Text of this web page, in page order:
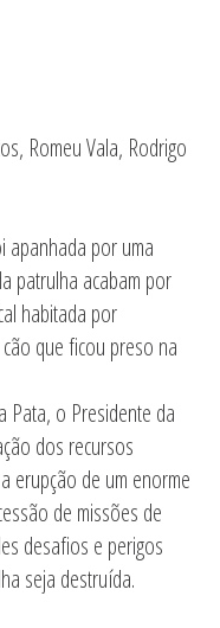
Romeu Vala, Rodrigo
apanhada por uma
patrulha acabam por
habitada por
que ficou preso na
Pata, o Presidente da
dos recursos
erupção de um enorme
de missões de
desafios e perigos
seja destruída.